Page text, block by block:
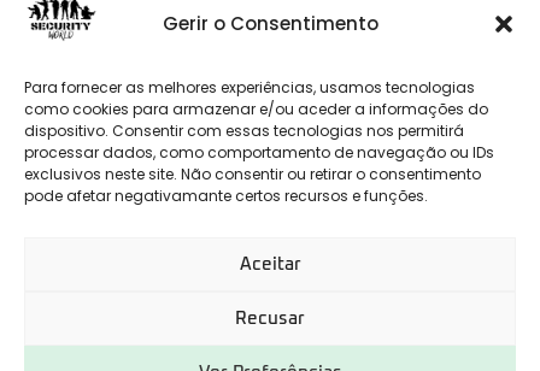
Gerir o Consentimento
Para fornecer as melhores experiências, usamos tecnologias
como cookies para armazenar e/ou aceder a informações do
dispositivo. Consentir com essas tecnologias nos permitirá
processar dados, como comportamento de navegação ou IDs
exclusivos neste site. Não consentir ou retirar o consentimento
pode afetar negativamante certos recursos e funções.
Aceitar
Recusar
Contactos
912 009 740 (Chamada para rede móvel nacional)
geral@securityworld.pt